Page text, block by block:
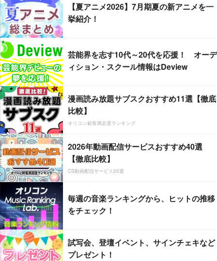
【夏アニメ2026】7月期夏の新アニメを一
挙紹介！
芸能界を志す10代～20代を応援！ オーデ
ィション・スクール情報はDeview
漫画読み放題サブスクおすすめ11選【徹底
比較】
オリコン顧客満足度ランキング
2026年動画配信サービスおすすめ40選
【徹底比較】
CS動画配信サービス20選
毎週の音楽ランキングから、ヒットの推移
をチェック！
試写会、登壇イベント、サインチェキなど
プレゼント！